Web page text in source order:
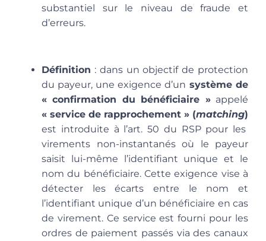
substantiel sur le niveau de fraude et
d’erreurs.
Définition : dans un objectif de protection
du payeur, une exigence d’un système de
« confirmation du bénéficiaire »appelé
« service de rapprochement » (matching)
est introduite à l’art. 50 du RSP pour les
virements non-instantanés où le payeur
saisit lui-même l’identifiant unique et le
nom du bénéficiaire. Cette exigence vise à
détecter les écarts entre le nom et
l’identifiant unique d’un bénéficiaire en cas
de virement. Ce service est fourni pour les
ordres de paiement passés via des canaux